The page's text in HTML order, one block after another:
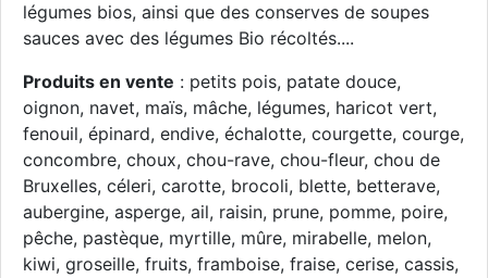
légumes bios, ainsi que des conserves de soupes
sauces avec des légumes Bio récoltés....
Produits en vente : petits pois, patate douce,
oignon, navet, maïs, mâche, légumes, haricot vert,
fenouil, épinard, endive, échalotte, courgette, courge,
concombre, choux, chou-rave, chou-fleur, chou de
Bruxelles, céleri, carotte, brocoli, blette, betterave,
aubergine, asperge, ail, raisin, prune, pomme, poire,
pêche, pastèque, myrtille, mûre, mirabelle, melon,
kiwi, groseille, fruits, framboise, fraise, cerise, cassis,